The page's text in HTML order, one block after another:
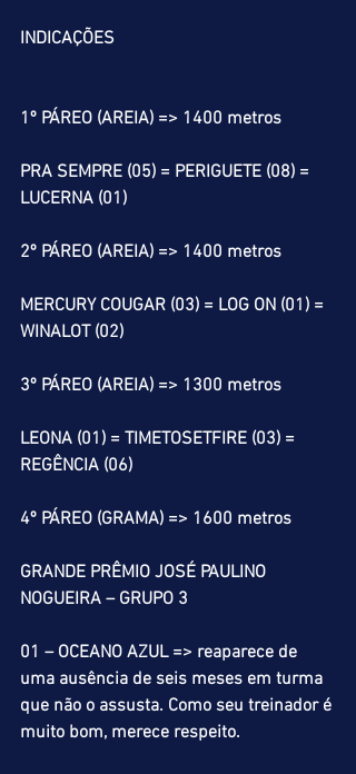
INDICAÇÕES
1º PÁREO (AREIA) => 1400 metros
PRA SEMPRE (05) = PERIGUETE (08) =
LUCERNA (01)
2º PÁREO (AREIA) => 1400 metros
MERCURY COUGAR (03) = LOG ON (01) =
WINALOT (02)
3º PÁREO (AREIA) => 1300 metros
LEONA (01) = TIMETOSETFIRE (03) =
REGÊNCIA (06)
4º PÁREO (GRAMA) => 1600 metros
GRANDE PRÊMIO JOSÉ PAULINO
NOGUEIRA – GRUPO 3
01 – OCEANO AZUL => reaparece de
uma ausência de seis meses em turma
que não o assusta. Como seu treinador é
muito bom, merece respeito.